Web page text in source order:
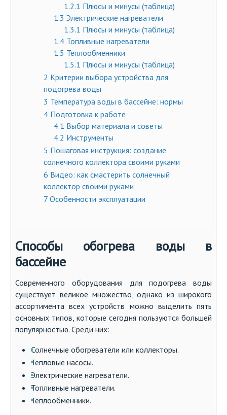
1.2.1 Плюсы и минусы (таблица)
1.3 Электрические нагреватели
1.3.1 Плюсы и минусы (таблица)
1.4 Топливные нагреватели
1.5 Теплообменники
1.5.1 Плюсы и минусы (таблица)
2 Критерии выбора устройства для
подогрева воды
3 Температура воды в бассейне: нормы
4 Подготовка к работе
4.1 Выбор материала и советы
4.2 Инструменты
5 Пошаговая инструкция: создание
солнечного коллектора своими руками
6 Видео: как смастерить солнечный
коллектор своими руками
7 Особенности эксплуатации
Способы обогрева воды в
бассейне
Современного оборудования для подогрева воды
существует великое множество, однако из широкого
ассортимента всех устройств можно выделить пять
основных типов, которые сегодня пользуются большей
популярностью. Среди них:
Солнечные обогреватели или коллекторы.
Тепловые насосы.
Электрические нагреватели.
Топливные нагреватели.
Теплообменники.